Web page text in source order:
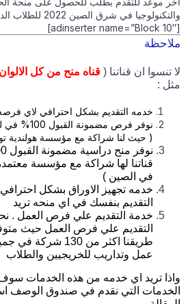
تنسوا ان قناتنا ( قناه منح من كل الالوان)
:
خدمه التقديم بشكل احترافي لاي فرصه
نوفر فرص مضمونة
( حيث لنا شراكة مع مؤسسة هولندية
قناتنا لها شراكة مع مؤسسة معتمدة
في الصين )
خدمه تجهيز الاوراق بشكل احترافي
التقديم بنفسك في اي منحه تريد
خدمة التقديم علي فرص العمل .
التقديم علي فرص العمل حيث
طريقنا اكثر من 130
عمل وتداريب للخريجيين والطلاب
تريد اي خدمه من هذه الخدمات سوف
التي نقدم في صندوق الوصف